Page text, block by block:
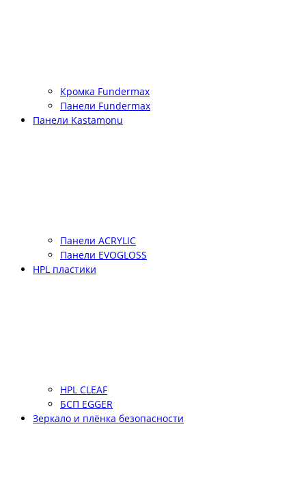
Кромка Fundermax
Панели Fundermax
Панели Kastamonu
Панели ACRYLIC
Панели EVOGLOSS
HPL пластики
HPL CLEAF
БСП EGGER
Зеркало и плёнка безопасности